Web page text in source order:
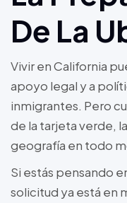
De La
Vivir en California
apoyo legal y a
inmigrantes. Pero
de la tarjeta verde,
geografía en todo
Si estás pensando
solicitud ya está en